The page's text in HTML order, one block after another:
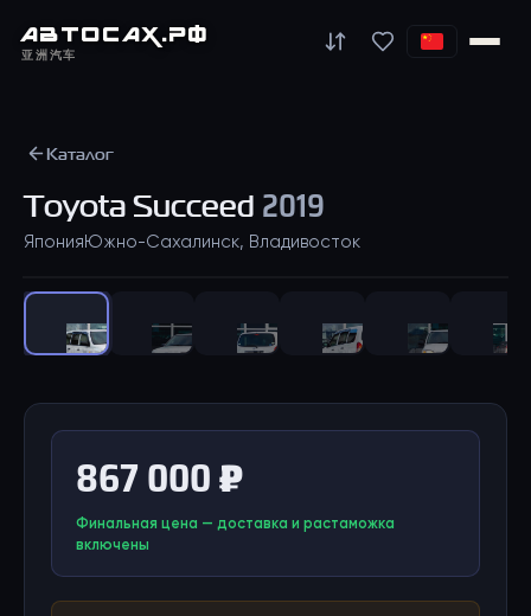
АВТОСАХ.РФ
亚洲汽车
Каталог
ToyotaSucceed 2019
Япония Южно-Сахалинск, Владивосток
867 000 ₽
Финальная цена — доставка и растаможка
включены